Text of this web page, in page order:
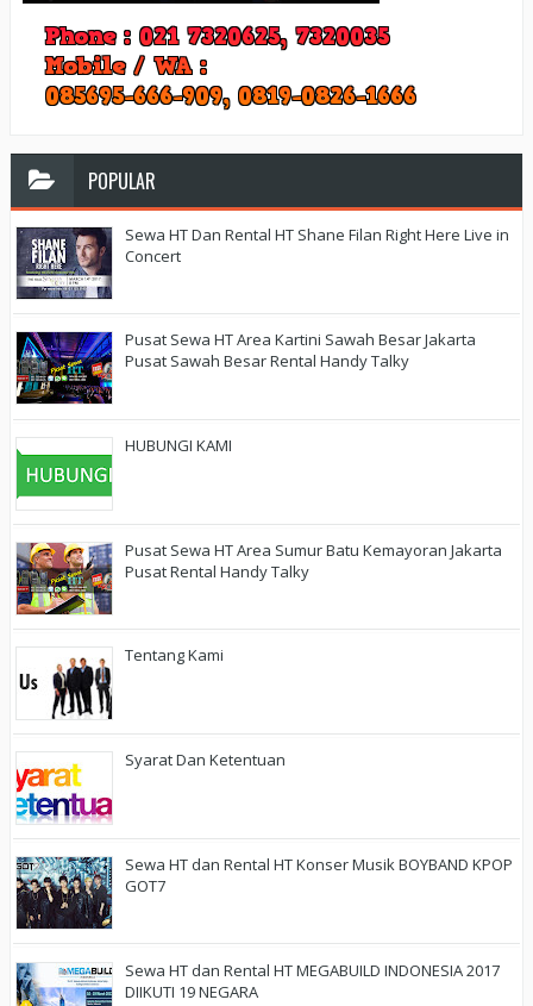
POPULAR
Sewa HT Dan Rental HT Shane Filan Right Here Live in
Concert
Pusat Sewa HT Area Kartini Sawah Besar Jakarta
Pusat Sawah Besar Rental Handy Talky
HUBUNGI KAMI
Pusat Sewa HT Area Sumur Batu Kemayoran Jakarta
Pusat Rental Handy Talky
Tentang Kami
Syarat Dan Ketentuan
Sewa HT dan Rental HT Konser Musik BOYBAND KPOP
GOT7
Sewa HT dan Rental HT MEGABUILD INDONESIA 2017
DIIKUTI 19 NEGARA